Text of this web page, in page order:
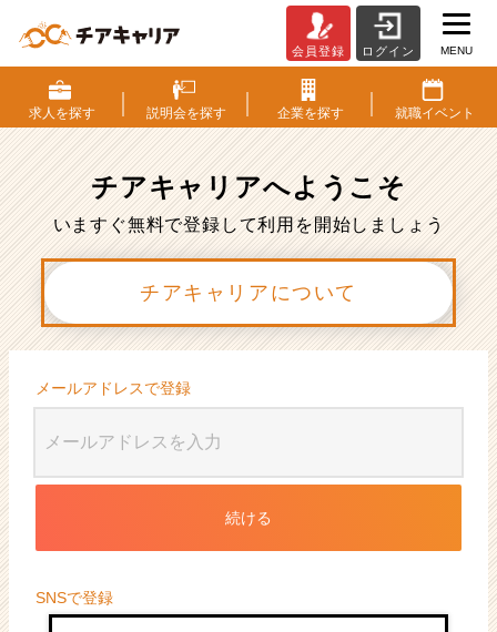
員
登
録
ベ
ン
チ
ャ
成
企
か
ら
ス
カ
ウ
届
活
会員登録 ログイン MENU
求人を探す 説明会を探す 企業を探す 就職イベント
チアキャリアへようこそ
いますぐ無料で登録して利用を開始しましょう
チアキャリアについて
メールアドレスで登録
続ける
SNSで登録